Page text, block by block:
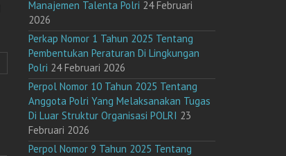
Manajemen Talenta Polri 24 Februari
2026
Perkap Nomor 1 Tahun 2025 Tentang
Pembentukan Peraturan Di Lingkungan
Polri 24 Februari 2026
Perpol Nomor 10 Tahun 2025 Tentang
Anggota Polri Yang Melaksanakan Tugas
Di Luar Struktur Organisasi POLRI 23
Februari 2026
Perpol Nomor 9 Tahun 2025 Tentang